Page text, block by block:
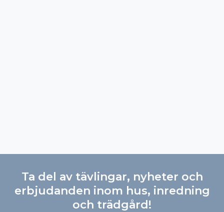
Ta del av tävlingar, nyheter och
erbjudanden inom hus, inredning
och trädgård!